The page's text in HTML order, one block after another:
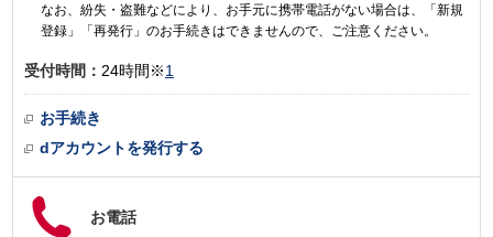
なお、紛失・盗難などにより、お手元に携帯電話がない場合は、「新規
登録」「再発行」のお手続きはできませんので、ご注意ください。
受付時間： 24時間※1
お手続き
dアカウントを発行する
お電話